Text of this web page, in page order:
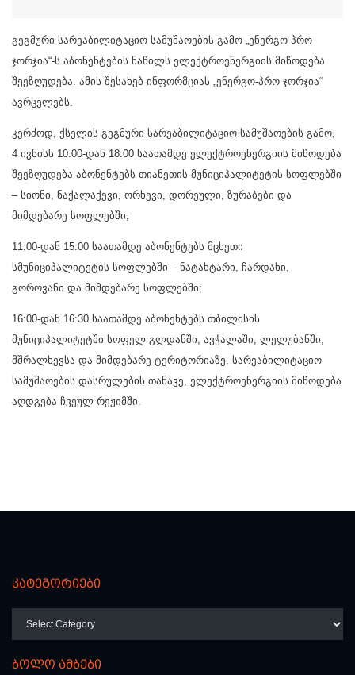
გეგმური სარეაბილიტაციო სამუშაოების გამო „ენერგო-პრო
ჯორჯია“-ს აბონენტების ნაწილს ელექტროენერგიის მიწოდება
შეეზღუდება. ამის შესახებ ინფორმციას „ენერგო-პრო ჯორჯია“
ავრცელებს.
კერძოდ, ქსელის გეგმური სარეაბილიტაციო სამუშაოების გამო,
4 ივნისს 10:00-დან 18:00 საათამდე ელექტროენერგიის მიწოდება
შეეზღუდება აბონენტებს თიანეთის მუნიციპალიტეტის სოფლებში
– სიონი, ნაქალაქევი, ორხევი, დორეული, ზურაბები და
მიმდებარე სოფლებში;
11:00-დან 15:00 საათამდე აბონენტებს მცხეთი
სმუნიციპალიტეტის სოფლებში – ნატახტარი, ჩარდახი,
გოროვანი და მიმდებარე სოფლებში;
16:00-დან 16:30 საათამდე აბონენტებს თბილისის
მუნიციპალიტეტში სოფელ გლდანში, ავჭალაში, ლელუბანში,
მშრალხევსა და მიმდებარე ტერიტორიაზე. სარეაბილიტაციო
სამუშაოების დასრულების თანავე, ელექტროენერგიის მიწოდება
აღდგება ჩვეულ რეჟიმში.
კატეგორიები
ბოლო ამბები